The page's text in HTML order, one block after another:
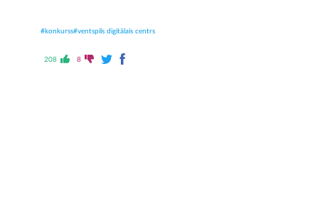
208 8
#konkurss#ventspils digitālais centrs